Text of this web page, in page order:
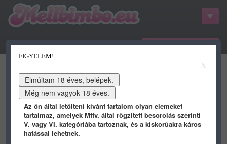
belépés / regisztráció
kategóriák hots gifs porn
youtube qdb
X
FIGYELEM!
Az ön által letölteni kívánt tartalom olyan elemeket
tartalmaz, amelyek Mttv. által rögzített besorolás szerinti
V. vagy VI. kategóriába tartoznak, és a kiskorúakra káros
hatással lehetnek.